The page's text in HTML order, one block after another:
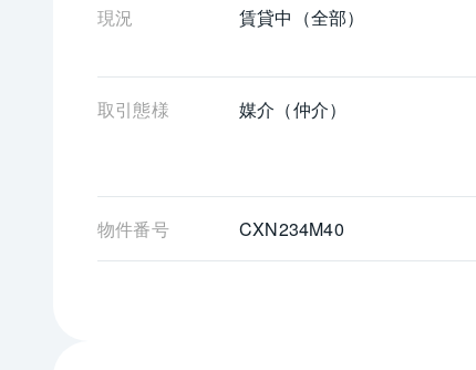
現況 賃貸中（全部）
取引態様 媒介（仲介）
物件番号 CXN234M40